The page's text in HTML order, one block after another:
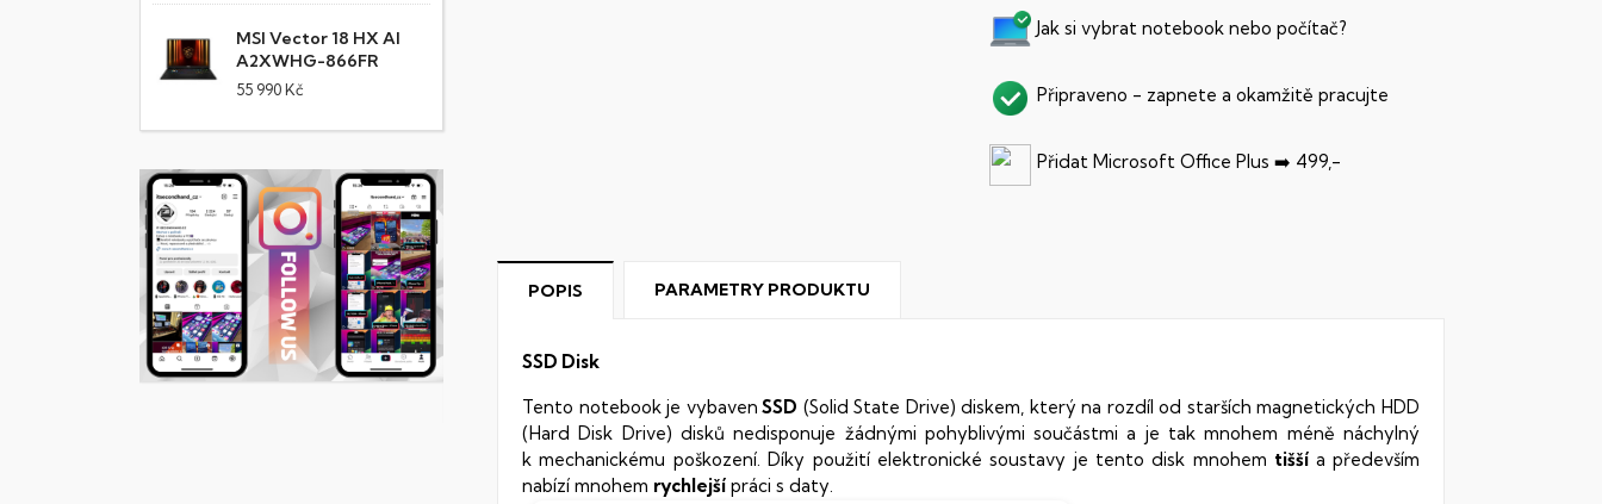
MSI Vector 18 HX AI
A2XWHG-866FR
55 990 Kč
Jak si vybrat notebook nebo počítač?
Připraveno - zapnete a okamžitě pracujte
Přidat Microsoft Office Plus ➡️ 499,-
POPIS PARAMETRY PRODUKTU
SSD Disk
Tento notebook je vybaven SSD (Solid State Drive) diskem, který na rozdíl od starších magnetických HDD
(Hard Disk Drive) disků nedisponuje žádnými pohyblivými součástmi a je tak mnohem méně náchylný
k mechanickému poškození. Díky použití elektronické soustavy je tento disk mnohem tišší a především
nabízí mnohem rychlejší práci s daty.